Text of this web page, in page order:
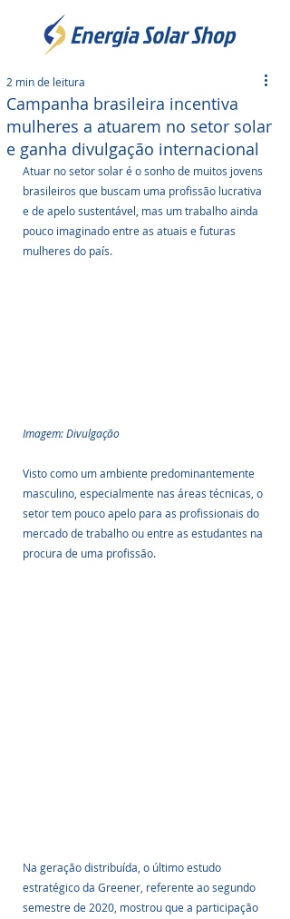
Campanha brasileira incentiva
mulheres a atuarem no setor solar
e ganha divulgação internacional
2 min de leitura
Atuar no setor solar é o sonho de muitos jovens
brasileiros que buscam uma profissão lucrativa
e de apelo sustentável, mas um trabalho ainda
pouco imaginado entre as atuais e futuras
mulheres do país.
Imagem: Divulgação
Visto como um ambiente predominantemente
masculino, especialmente nas áreas técnicas, o
setor tem pouco apelo para as profissionais do
mercado de trabalho ou entre as estudantes na
procura de uma profissão.
Na geração distribuída, o último estudo
estratégico da Greener, referente ao segundo
semestre de 2020, mostrou que a participação